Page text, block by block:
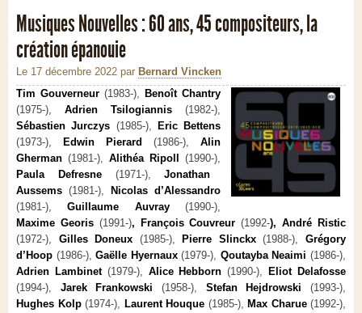
Musiques Nouvelles : 60 ans, 45 compositeurs, la
création épanouie
Le 17 décembre 2022 par Bernard Vincken
Tim Gouverneur (1983-), Benoît Chantry
(1975-), Adrien Tsilogiannis (1982-),
Sébastien Jurczys (1985-),
Eric Bettens
(1973-),
Edwin Pierard (1986-), Alin
Gherman (1981-), Alithéa Ripoll
(1990-),
Paula Defresne(1971-), Jonathan
Aussems (1981-),
Nicolas d’Alessandro
(1981-),Guillaume Auvray(1990-),
Maxime Georis(1991-), François Couvreur (1992-), André Ristic
(1972-), Gilles Doneux (1985-), Pierre Slinckx(1988-),Grégory
d’Hoop (1986-),Gaëlle Hyernaux(1979-), Qoutayba Neaimi (1986-),
Adrien Lambinet(1979-), Alice Hebborn (1990-),
Eliot Delafosse
(1994-), Jarek Frankowski (1958-), Stefan Hejdrowski (1993-),
Hughes Kolp(1974-), Laurent Houque (1985-), Max Charue(1992-),